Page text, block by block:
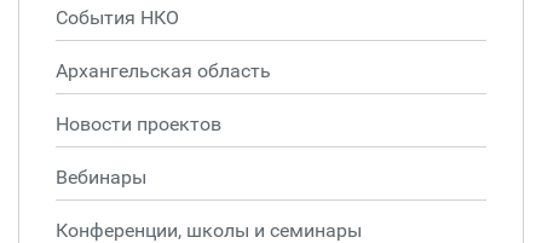
События НКО
Архангельская область
Новости проектов
Вебинары
Конференции, школы и семинары